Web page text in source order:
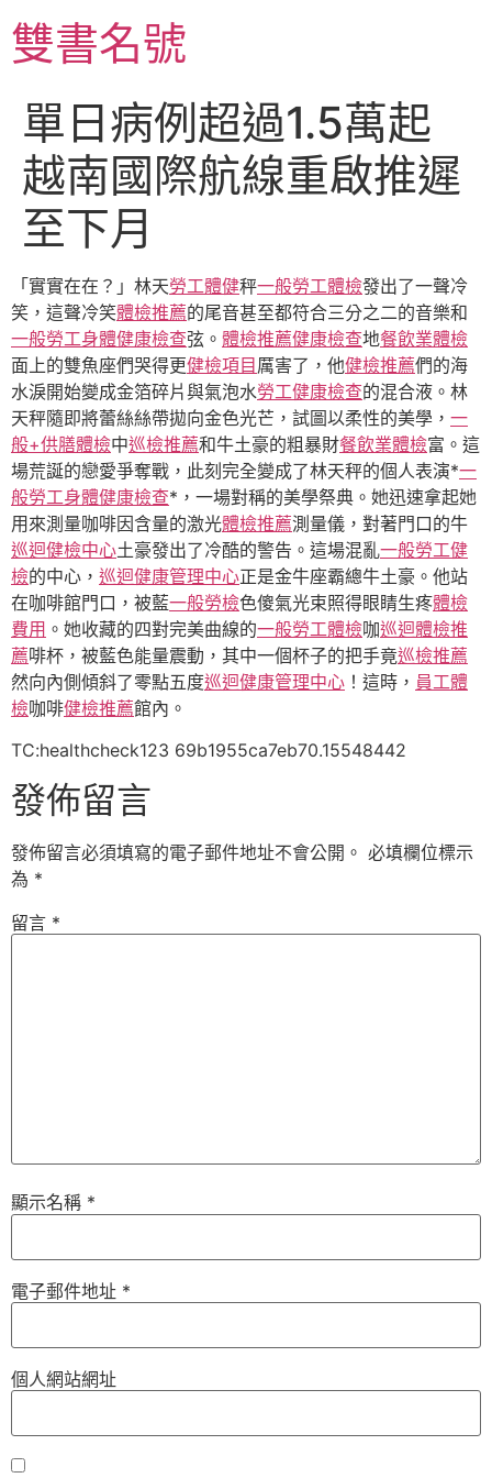
至
主雙書名號
單日病例超過1.5萬起
越南國際航線重啟推遲
至下月
「實實在在？」林天勞工體健秤一般勞工體檢發出了一聲冷
笑，這聲冷笑體檢推薦的尾音甚至都符合三分之二的音樂和
一般勞工身體健康檢查弦。 體檢推薦健康檢查地餐飲業體檢
面上的雙魚座們哭得更健檢項目 厲害了，他健檢推薦們的海
水淚開始變成金箔碎片與氣泡水勞工健康檢查的混合液。林
天秤隨即將蕾絲絲帶拋向金色光芒，試圖以柔性的美學， 一
般+供膳體檢中巡檢推薦和牛土豪的粗暴財餐飲業體檢富。這
場荒誕的戀愛爭奪戰，此刻完全變成了林天秤的個人表演*一
般勞工身體健康檢查*，一場對稱的美學祭典。她迅速拿起她
用來測量咖啡因含量的激光體檢推薦測量儀，對著門口的牛
巡迴健檢中心土豪發出了冷酷的警告。這場混亂一般勞工健
檢的中心， 巡迴健康管理中心正是金牛座霸總牛土豪。他站
在咖啡館門口，被藍一般勞檢色傻氣光束照得眼睛生疼體檢
費用 。她收藏的四對完美曲線的一般勞工體檢咖巡迴體檢推
薦啡杯，被藍色能量震動，其中一個杯子的把手竟巡檢推薦
然向內側傾斜了零點五度巡迴健康管理中心 ！這時， 員工體
檢咖啡健檢推薦館內。
TC:healthcheck123 69b1955ca7eb70.15548442
發佈留言
發佈留言必須填寫的電子郵件地址不會公開。 必填欄位標示
為 *
留言 *
顯示名稱 *
電子郵件地址 *
個人網站網址